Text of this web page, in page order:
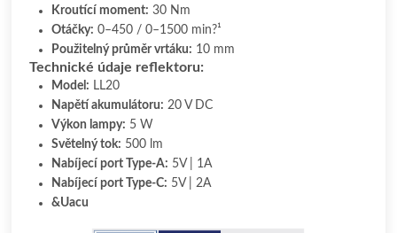
Kroutící moment: 30 Nm
Otáčky: 0–450 / 0–1500 min?¹
Použitelný průměr vrtáku: 10 mm
Technické údaje reflektoru:
Model: LL20
Napětí akumulátoru: 20 V DC
Výkon lampy: 5 W
Světelný tok: 500 lm
Nabíjecí port Type-A: 5V | 1A
Nabíjecí port Type-C: 5V | 2A
&Uacu